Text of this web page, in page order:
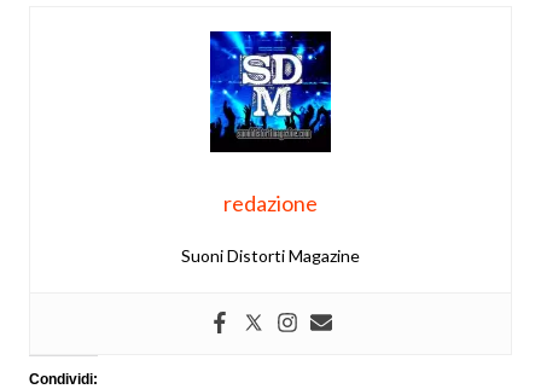
redazione
Suoni Distorti Magazine
Condividi: